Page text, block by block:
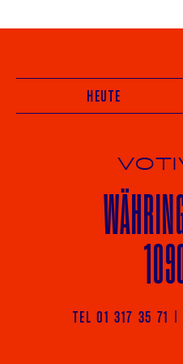
HEUTE
TEL 01 317 35 71 |